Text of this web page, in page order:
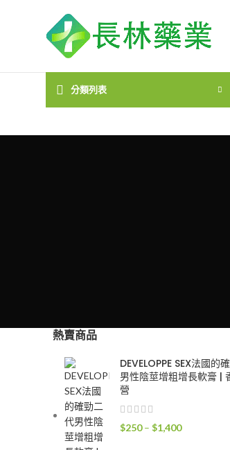
分類列表
熱賣商品
DEVELOPPE SEX法國的
男性陰莖增粗增長軟膏 |
營
$250 – $1,400價